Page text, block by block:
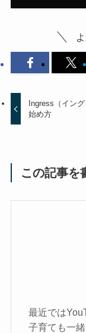
Ingress（イン
始め方
この記事を
最近では
子育ても一